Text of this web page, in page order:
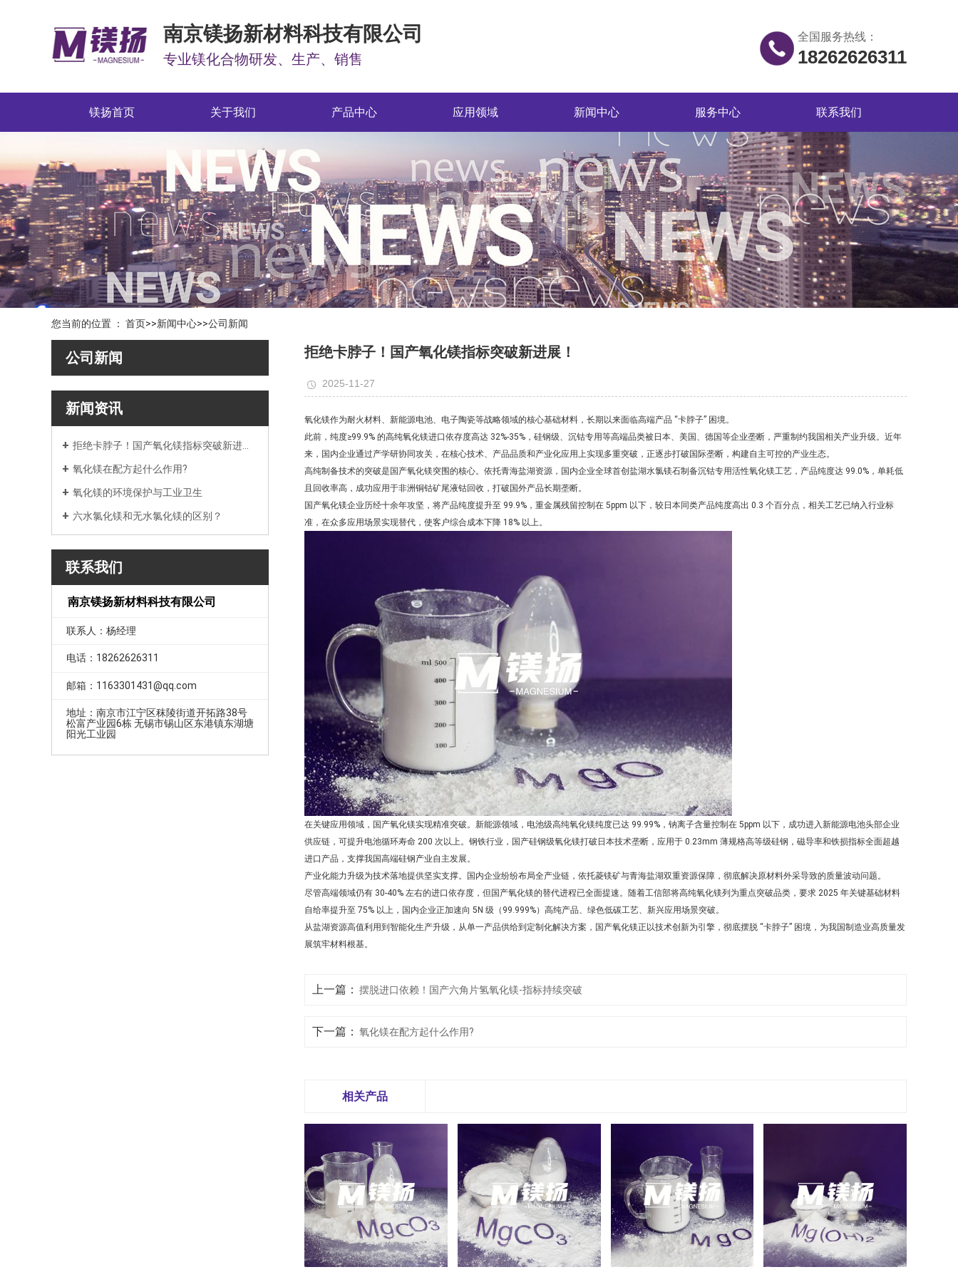
南京镁扬新材料科技有限公司
专业镁化合物研发、生产、销售
全国服务热线：
18262626311
镁扬首页 关于我们 产品中心 应用领域 新闻中心 服务中心 联系我们
您当前的位置 ： 首页>>新闻中心>>公司新闻
公司新闻
新闻资讯
拒绝卡脖子！国产氧化镁指标突破新进展！
氧化镁在配方起什么作用?
氧化镁的环境保护与工业卫生
六水氯化镁和无水氯化镁的区别？
联系我们
南京镁扬新材料科技有限公司
联系人：杨经理
电话：18262626311
邮箱：1163301431@qq.com
地址：南京市江宁区秣陵街道开拓路38号
松富产业园6栋 无锡市锡山区东港镇东湖塘
阳光工业园
拒绝卡脖子！国产氧化镁指标突破新进展！
2025-11-27
氧化镁作为耐火材料、新能源电池、电子陶瓷等战略领域的核心基础材料，长期以来面临高端产品 “卡脖子” 困境。
此前，纯度≥99.9% 的高纯氧化镁进口依存度高达 32%-35%，硅钢级、沉钴专用等高端品类被日本、美国、德国等企业垄断，严重制约我国相关产业升级。近年
来，国内企业通过产学研协同攻关，在核心技术、产品品质和产业化应用上实现多重突破，正逐步打破国际垄断，构建自主可控的产业生态。
高纯制备技术的突破是国产氧化镁突围的核心。依托青海盐湖资源，国内企业全球首创盐湖水氯镁石制备沉钴专用活性氧化镁工艺，产品纯度达 99.0%，单耗低
且回收率高，成功应用于非洲铜钴矿尾液钴回收，打破国外产品长期垄断。
国产氧化镁企业历经十余年攻坚，将产品纯度提升至 99.9%，重金属残留控制在 5ppm 以下，较日本同类产品纯度高出 0.3 个百分点，相关工艺已纳入行业标
准，在众多应用场景实现替代，使客户综合成本下降 18% 以上。
在关键应用领域，国产氧化镁实现精准突破。新能源领域，电池级高纯氧化镁纯度已达 99.99%，钠离子含量控制在 5ppm 以下，成功进入新能源电池头部企业
供应链，可提升电池循环寿命 200 次以上。钢铁行业，国产硅钢级氧化镁打破日本技术垄断，应用于 0.23mm 薄规格高等级硅钢，磁导率和铁损指标全面超越
进口产品，支撑我国高端硅钢产业自主发展。
产业化能力升级为技术落地提供坚实支撑。国内企业纷纷布局全产业链，依托菱镁矿与青海盐湖双重资源保障，彻底解决原材料外采导致的质量波动问题。
尽管高端领域仍有 30-40% 左右的进口依存度，但国产氧化镁的替代进程已全面提速。随着工信部将高纯氧化镁列为重点突破品类，要求 2025 年关键基础材料
自给率提升至 75% 以上，国内企业正加速向 5N 级（99.999%）高纯产品、绿色低碳工艺、新兴应用场景突破。
从盐湖资源高值利用到智能化生产升级，从单一产品供给到定制化解决方案，国产氧化镁正以技术创新为引擎，彻底摆脱 “卡脖子” 困境，为我国制造业高质量发
展筑牢材料根基。
上一篇： 摆脱进口依赖！国产六角片氢氧化镁-指标持续突破
下一篇： 氧化镁在配方起什么作用?
相关产品